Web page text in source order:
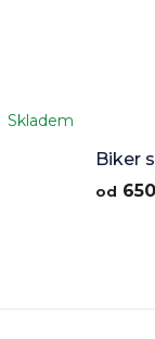
Skladem
Biker
od